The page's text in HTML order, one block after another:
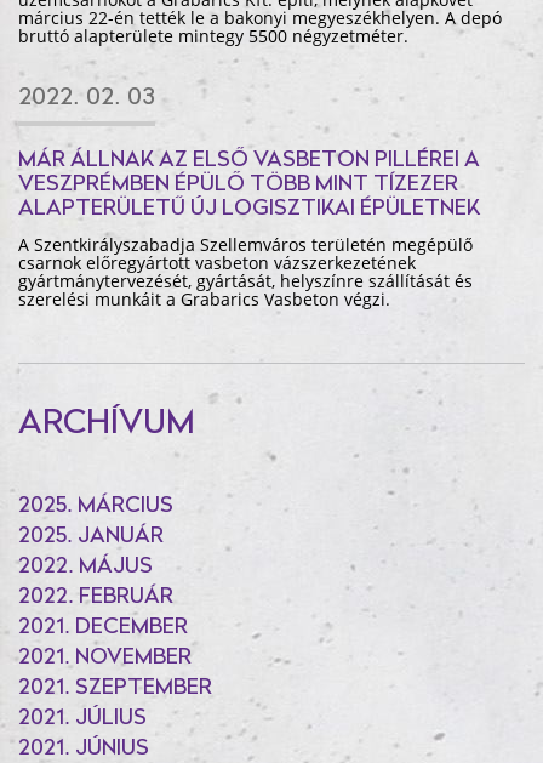
március 22-én tették le a bakonyi megyeszékhelyen. A depó
bruttó alapterülete mintegy 5500 négyzetméter.
2022. 02. 03
MÁR ÁLLNAK AZ ELSŐ VASBETON PILLÉREI A
VESZPRÉMBEN ÉPÜLŐ TÖBB MINT TÍZEZER
ALAPTERÜLETŰ ÚJ LOGISZTIKAI ÉPÜLETNEK
A Szentkirályszabadja Szellemváros területén megépülő
csarnok előregyártott vasbeton vázszerkezetének
gyártmánytervezését, gyártását, helyszínre szállítását és
szerelési munkáit a Grabarics Vasbeton végzi.
ARCHÍVUM
2025. MÁRCIUS
2025. JANUÁR
2022. MÁJUS
2022. FEBRUÁR
2021. DECEMBER
2021. NOVEMBER
2021. SZEPTEMBER
2021. JÚLIUS
2021. JÚNIUS